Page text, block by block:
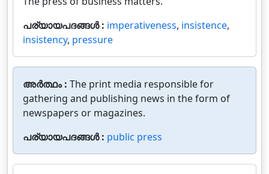
പര്യായപദങ്ങൾ : imperativeness, insistence,
insistency, pressure
അർത്ഥം : The print media responsible for
gathering and publishing news in the form of
newspapers or magazines.
പര്യായപദങ്ങൾ : public press